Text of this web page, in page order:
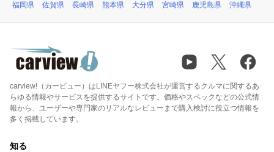
福岡県
佐賀県 長崎県 熊本県 大分県 宮崎県 鹿児島県 沖縄県
carview!（カービュー）はLINEヤフー株式会社が運営するクルマに関するあ
らゆる情報やサービスを提供するサイトです。価格やスペックなどの公式情
報から、ユーザーや専門家のリアルなレビューまで購入検討に役立つ情報を
多く掲載しています。
知る